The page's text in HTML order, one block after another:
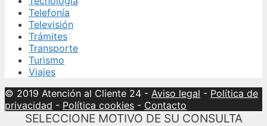
Telefonía
Televisión
Trámites
Transporte
Turismo
Viajes
© 2019 Atención al Cliente 24 - Aviso legal - Política de
privacidad - Política cookies - Contacto
SELECCIONE MOTIVO DE SU CONSULTA